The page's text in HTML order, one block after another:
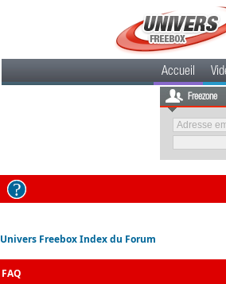
Accueil
Freezone
Univers Freebox Index du Forum
FAQ